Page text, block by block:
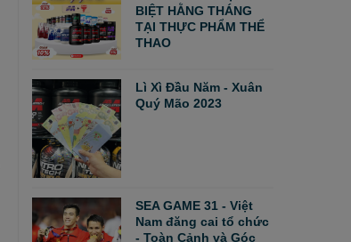
BIỆT HẰNG THÁNG
TẠI THỰC PHẨM THỂ
THAO
Lì Xì Đầu Năm - Xuân
Quý Mão 2023
SEA GAME 31 - Việt
Nam đăng cai tổ chức
- Toàn Cảnh và Góc